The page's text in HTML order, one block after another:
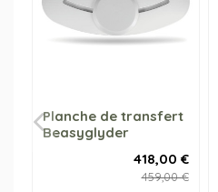
Planche de transfert
Beasyglyder
418,00 €
459,00 €